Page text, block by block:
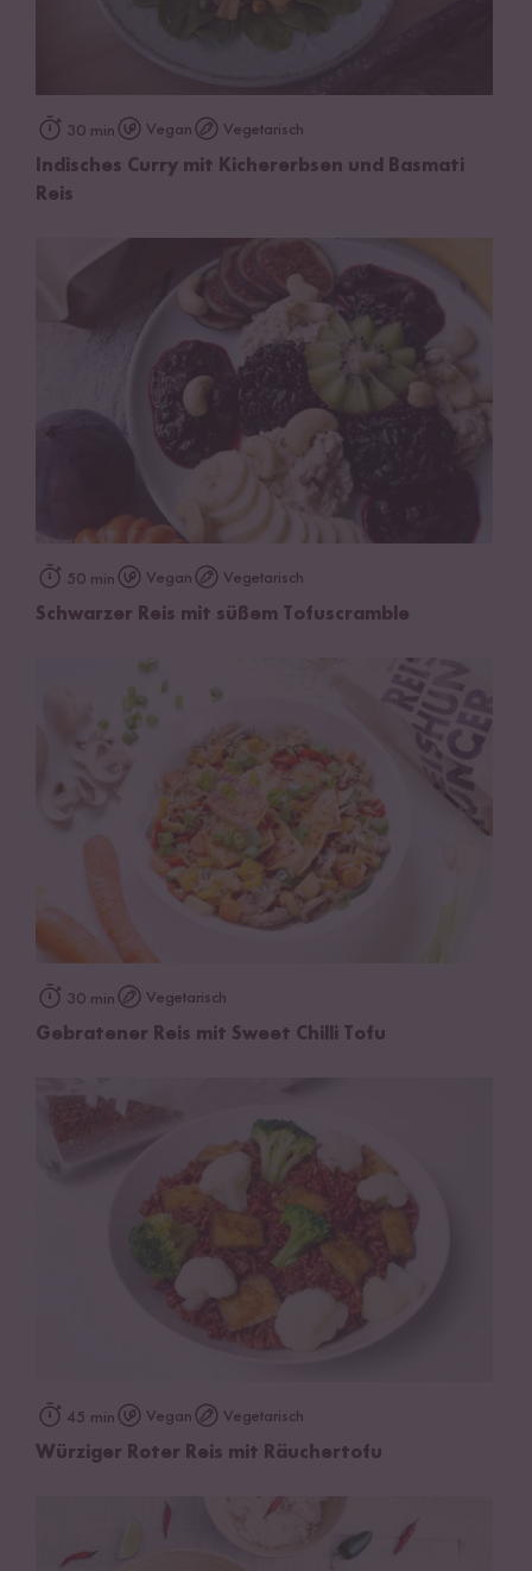
30 min Vegan Vegetarisch
Indisches Curry mit Kichererbsen und Basmati
Reis
50 min Vegan Vegetarisch
Schwarzer Reis mit süßem Tofuscramble
30 min Vegetarisch
Gebratener Reis mit Sweet Chilli Tofu
45 min Vegan Vegetarisch
Würziger Roter Reis mit Räuchertofu